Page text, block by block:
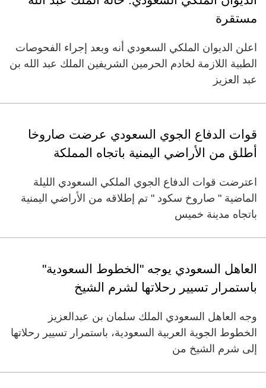
مستقرة
اعلن الديوان الملكي السعودي أنه وبعد إجراء الفحوصات
الطبية اللازمة لخادم الحرمين الشريفين الملك عبد الله بن
عبد العزيز
قوات الدفاع الجوي السعودي عرضت صاروخا
أطلق من الأراضي اليمنية باتجاه المملكة
اعترضت قوات الدفاع الجوي الملكي السعودي الليلة
الماضية " صاروخ سكود " تم إطلاقه من الأراضي اليمنية
باتجاه مدينة خميس
العاهل السعودي يوجه "الخطوط السعودية"
باستمرار تسيير رحلاتها لشرم الشيخ
وجه العاهل السعودي الملك سلمان بن عبدالعزيز
الخطوط الجوية العربية السعودية، باستمرار تسيير رحلاتها
إلى شرم الشيخ من